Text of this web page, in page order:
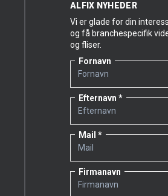
ALFIX NYHEDER
Vi er glade for din
og få branchespecifik
og fliser.
Fornavn
Efternavn
Mail
Firmanavn